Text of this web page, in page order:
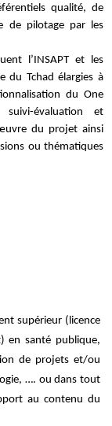
qualité, de
de pilotage par les
l’INSAPT et les
du Tchad élargies à
du One
évaluation et
du projet ainsi
ou thématiques
supérieur(licence
)ensanté publique,
de projets et/ou
…. ou dans tout
au contenu du